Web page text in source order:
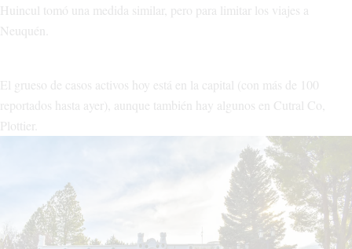
Huincul tomó una medida similar, pero para limitar los viajes a
Neuquén.
El grueso de casos activos hoy está en la capital (con más de 100
reportados hasta ayer), aunque también hay algunos en Cutral Co,
Plottier.